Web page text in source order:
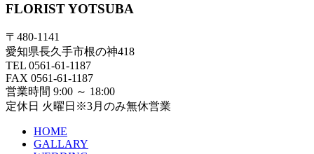
FLORIST YOTSUBA
〒480-1141
愛知県長久手市根の神418
TEL 0561-61-1187
FAX 0561-61-1187
営業時間 9:00 ～ 18:00
定休日 火曜日※3月のみ無休営業
HOME
GALLARY